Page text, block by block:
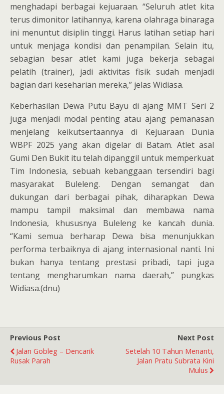
menghadapi berbagai kejuaraan. “Seluruh atlet kita
terus dimonitor latihannya, karena olahraga binaraga
ini menuntut disiplin tinggi. Harus latihan setiap hari
untuk menjaga kondisi dan penampilan. Selain itu,
sebagian besar atlet kami juga bekerja sebagai
pelatih (trainer), jadi aktivitas fisik sudah menjadi
bagian dari keseharian mereka,” jelas Widiasa.
Keberhasilan Dewa Putu Bayu di ajang MMT Seri 2
juga menjadi modal penting atau ajang pemanasan
menjelang keikutsertaannya di Kejuaraan Dunia
WBPF 2025 yang akan digelar di Batam. Atlet asal
Gumi Den Bukit itu telah dipanggil untuk memperkuat
Tim Indonesia, sebuah kebanggaan tersendiri bagi
masyarakat Buleleng. Dengan semangat dan
dukungan dari berbagai pihak, diharapkan Dewa
mampu tampil maksimal dan membawa nama
Indonesia, khususnya Buleleng ke kancah dunia.
“Kami semua berharap Dewa bisa menunjukkan
performa terbaiknya di ajang internasional nanti. Ini
bukan hanya tentang prestasi pribadi, tapi juga
tentang mengharumkan nama daerah,” pungkas
Widiasa.(dnu)
Previous Post
Jalan Gobleg – Dencarik
Rusak Parah
Next Post
Setelah 10 Tahun Menanti,
Jalan Pratu Subrata Kini
Mulus